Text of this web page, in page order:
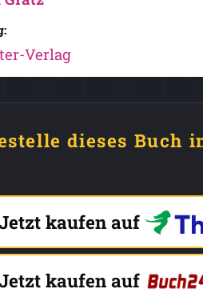
Verlag
dieses Buch
kaufen auf
kaufen auf